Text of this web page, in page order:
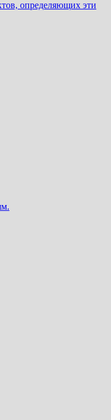
определяющих эти